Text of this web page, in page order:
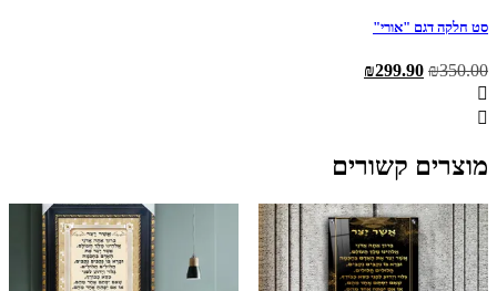
סט חלקה דגם "אורי"
₪350.00
המחיר ₪299.90
מוצרים קשורים